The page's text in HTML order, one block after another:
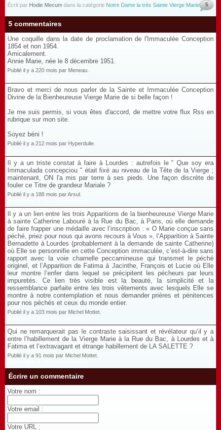
Écrit par Hodie Mecum dans la catégorie Notre Dame la très Sainte Vierge Marie 5
5 commentaires
Une coquille dans la date de proclamation de l'Immaculée Conception
1854 et non 1954.
Amicalement.
Annie Marie, née le 8 décembre 1951.
Publié il y a 220 mois par Meneau.
Bravo et merci de nous parler de la Sainte et Immaculée Conception
Divine de la Bienheureuse Vierge Marie de si belle façon !
Je me suis permis, si vous êtes d'accord, de mettre votre flux Rss en
rubrique sur mon site.
Soyez béni !
Publié il y a 212 mois par Hyperdulie.
Il y a un triste constat à faire à Lourdes : autrefois le " Que soy era
Immaculada concepciou " était fixé au niveau de la Tête de la Vierge ;
maintenant, ON l'a mis par terre à ses pieds. Une façon discrète de
fouler ce Titre de grandeur Mariale ?
Publié il y a 188 mois par Arsul.
Il y a un lien entre les trois Apparitions de la bienheureuse Vierge Marie
à sainte Catherine Labouré à la Rue du Bac, à Paris, où elle demande
de faire frapper une médaille avec l’inscription : « O Marie conçue sans
péché, priez pour nous qui avons recours à Vous », l’Apparition à Sainte
Bernadette à Lourdes (probablement à la demande de sainte Catherine)
où Elle se personnifie en cette Conception immaculée, c’est-à-dire sans
rapport avec la voie charnelle peccamineuse qui transmet le péché
originel, et l’Apparition de Fatima à Jacinthe, François et Lucie où Elle
leur montre l’enfer dans lequel se précipitent les pécheurs par leurs
impuretés. Ce lien très visible est la beauté, la simplicité et la
ressemblance parfaite entre les trois vêtements avec lesquels Elle se
montre à notre contemplation et nous demander prières et pénitences
pour nos péchés et ceux du monde entier.
Publié il y a 103 mois par Michel Mottet.
Qui ne remarquerait pas le contraste saisissant et révélateur qu’il y a
entre l’habillement de la Vierge Marie à la Rue du Bac, à Lourdes et à
Fatima et l’extravagant et étrange habillement de LA SALETTE ?
Publié il y a 91 mois par Michel Mottet.
Écrire un commentaire
Votre nom :
Votre email :
Votre URL :